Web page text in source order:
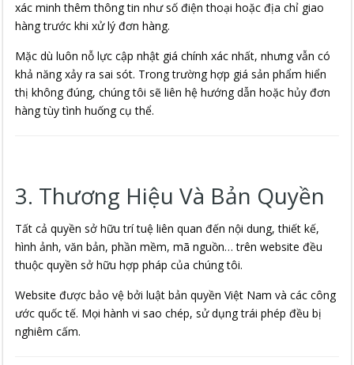
xác minh thêm thông tin như số điện thoại hoặc địa chỉ giao
hàng trước khi xử lý đơn hàng.
Mặc dù luôn nỗ lực cập nhật giá chính xác nhất, nhưng vẫn có
khả năng xảy ra sai sót. Trong trường hợp giá sản phẩm hiển
thị không đúng, chúng tôi sẽ liên hệ hướng dẫn hoặc hủy đơn
hàng tùy tình huống cụ thể.
3. Thương Hiệu Và Bản Quyền
Tất cả quyền sở hữu trí tuệ liên quan đến nội dung, thiết kế,
hình ảnh, văn bản, phần mềm, mã nguồn… trên website đều
thuộc quyền sở hữu hợp pháp của chúng tôi.
Website được bảo vệ bởi luật bản quyền Việt Nam và các công
ước quốc tế. Mọi hành vi sao chép, sử dụng trái phép đều bị
nghiêm cấm.